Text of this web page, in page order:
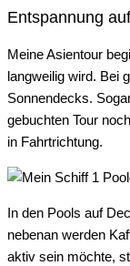
Entspannung
Meine Asientour
langweilig wird. Bei
Sonnendecks.
gebuchten Tour
in Fahrtrichtung.
In den Pools auf
nebenan werden
aktiv sein möchte,